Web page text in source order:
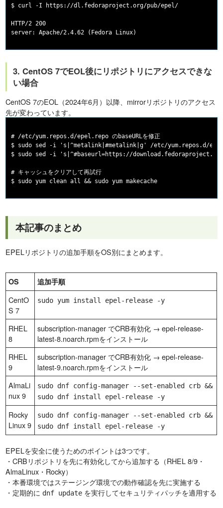
$ curl -I https://dl.fedoraproject.org/pub/epel/
HTTP/2 200
3. CentOS 7でEOL後にリポジトリにアクセスできな
い場合
CentOS 7のEOL（2024年6月）以降、mirrorリポジトリのアクセス
先が変わっています。
# /etc/yum.repos.d/epel.repo のbaseURLを修正
$ sudo sed -i 's|^metalink|#metalink|g' /etc/yum.repos.d/
$ sudo sed -i 's|^#baseurl=https://
# キャッシュをクリアして再試行
本記事のまとめ
EPELリポジトリの追加手順をOS別にまとめます。
OS 追加手順
CentO
S 7
sudo yum install epel-release -y
RHEL
8
subscription-manager でCRB有効化 → epel-release-
latest-8.noarch.rpmをインストール
RHEL
9
subscription-manager でCRB有効化 → epel-release-
latest-9.noarch.rpmをインストール
AlmaLi
nux 9
sudo dnf config-manager --set-enabled crb &&
sudo dnf install epel-release -y
Rocky
Linux 9
sudo dnf config-manager --set-enabled crb &&
sudo dnf install epel-release -y
EPELを安全に使うためのポイントは3つです。
・CRBリポジトリを先に有効化してから追加する（RHEL 8/9・
AlmaLinux・Rocky）
・本番環境ではステージング環境での動作確認を先に実施する
・定期的に dnf update を実行してセキュリティパッチを適用する